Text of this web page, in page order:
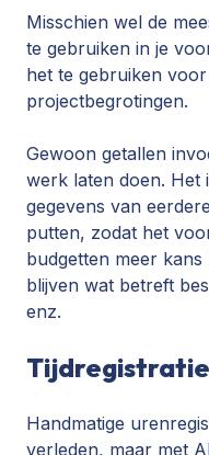
Misschien wel de
te gebruiken in je
het te gebruiken
projectbegrotingen.
Gewoon getallen
werk laten doen. Het
gegevens van
putten, zodat het
budgetten meer
blijven wat betreft
enz.
Tijdregistratie
Handmatige
verleden, maar met